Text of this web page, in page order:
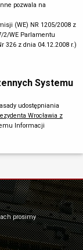
pozwala na
(WE) NR 1205/2008 z
2/WE Parlamentu
326 z dnia 04.12.2008 r.)
Systemu
udostępniania
Wrocławia z
Informacji
prosimy